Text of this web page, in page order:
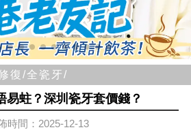
復/全瓷牙/
易蛀？深圳瓷牙套價錢？
時間：2025-12-13